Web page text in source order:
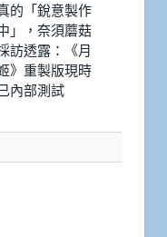
的「銳意製作
」，奈須蘑菇
訪透露：《月
》重製版現時
內部測試